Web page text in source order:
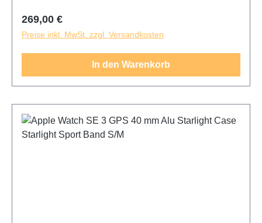
Regulärer Preis:
269,00 €
Preise inkl. MwSt. zzgl. Versandkosten
In den Warenkorb